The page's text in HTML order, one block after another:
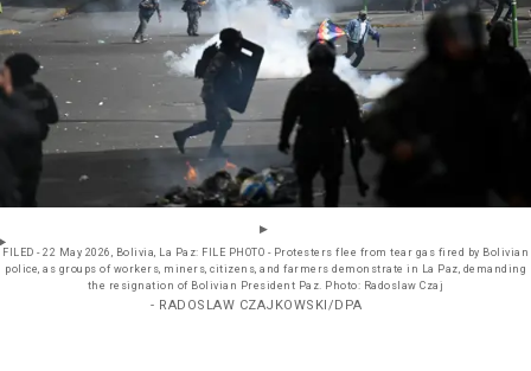
FILED - 22 May 2026, Bolivia, La Paz: FILE PHOTO - Protesters flee from tear gas fired by Bolivian
police, as groups of workers, miners, citizens, and farmers demonstrate in La Paz, demanding
the resignation of Bolivian President Paz. Photo: Radoslaw Czaj
- RADOSLAW CZAJKOWSKI/DPA